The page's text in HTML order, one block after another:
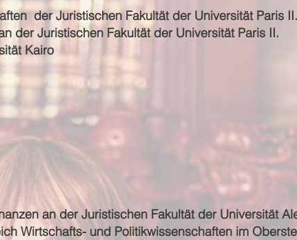
der Juristischen Fakultät der Universität Paris II.
der Juristischen Fakultät der Universität Paris II.
Kairo
an der Juristischen Fakultät der Universität
Wirtschafts- und Politikwissenschaften im